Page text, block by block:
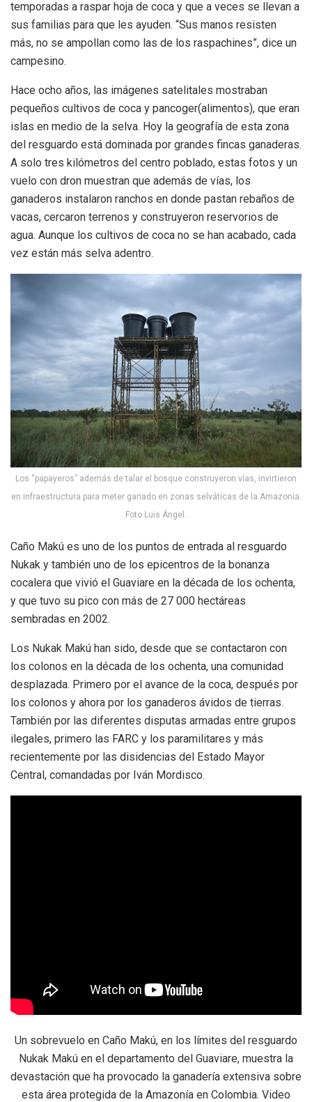
temporadas a raspar hoja de coca y que a veces se llevan a
sus familias para que les ayuden. “Sus manos resisten
más, no se ampollan como las de los raspachines”, dice un
campesino.
Hace ocho años, las imágenes satelitales mostraban
pequeños cultivos de coca y pancoger(alimentos), que eran
islas en medio de la selva. Hoy la geografía de esta zona
del resguardo está dominada por grandes fincas ganaderas.
A solo tres kilómetros del centro poblado, estas fotos y un
vuelo con dron muestran que además de vías, los
ganaderos instalaron ranchos en donde pastan rebaños de
vacas, cercaron terrenos y construyeron reservorios de
agua. Aunque los cultivos de coca no se han acabado, cada
vez están más selva adentro.
Los “papayeros” además de talar el bosque construyeron vías, invirtieron
en infraestructura para meter ganado en zonas selváticas de la Amazonía.
Foto Luis Ángel.
Caño Makú es uno de los puntos de entrada al resguardo
Nukak y también uno de los epicentros de la bonanza
cocalera que vivió el Guaviare en la década de los ochenta,
y que tuvo su pico con más de 27 000 hectáreas
sembradas en 2002.
Los Nukak Makú han sido, desde que se contactaron con
los colonos en la década de los ochenta, una comunidad
desplazada. Primero por el avance de la coca, después por
los colonos y ahora por los ganaderos ávidos de tierras.
También por las diferentes disputas armadas entre grupos
ilegales, primero las FARC y los paramilitares y más
recientemente por las disidencias del Estado Mayor
Central, comandadas por Iván Mordisco.
Un sobrevuelo en Caño Makú, en los límites del resguardo
Nukak Makú en el departamento del Guaviare, muestra la
devastación que ha provocado la ganadería extensiva sobre
esta área protegida de la Amazonía en Colombia. Video